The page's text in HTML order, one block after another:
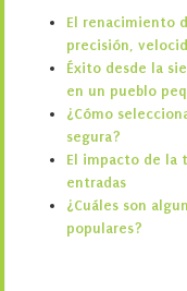
El renacimiento
precisión,
Éxito desde la
en un pueblo
¿Cómo
segura?
El impacto de la
entradas
¿Cuáles son
populares?